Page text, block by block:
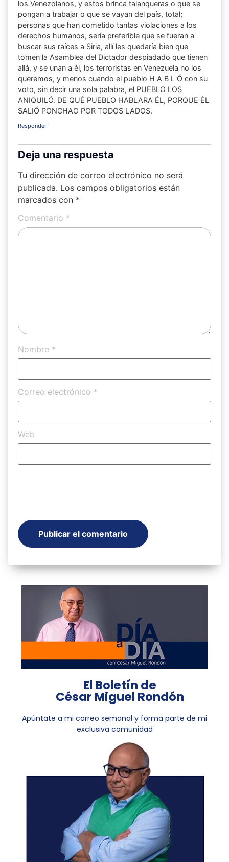
los Venezolanos, y estos brinca talanqueras o que se
pongan a trabajar o que se vayan del país, total;
personas que han cometido tantas violaciones a los
derechos humanos, sería preferible que se fueran a
buscar sus raíces a Siria, allí les quedaría bien que
tomen la Asamblea del Dictador despiadado que tienen
allá, y se unan a él, los terroristas en Venezuela no los
queremos, y menos cuando el pueblo H A B L Ó con su
voto, sin decir una sola palabra, el PUEBLO LOS
ANIQUILÓ. DE QUÉ PUEBLO HABLARA ÉL, PORQUE ÉL
SALIÓ PONCHAO POR TODOS LADOS.
Responder
Deja una respuesta
Tu dirección de correo electrónico no será
publicada. Los campos obligatorios están
marcados con *
Comentario *
Nombre *
Correo electrónico *
Web
El Boletín de
César Miguel Rondón
Apúntate a mi correo semanal y forma parte de mi
exclusiva comunidad